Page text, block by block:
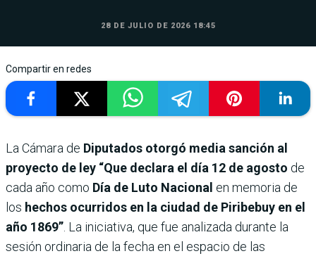
28 DE JULIO DE 2026 18:45
Compartir en redes
La Cámara de Diputados otorgó media sanción al
proyecto de ley “Que declara el día 12 de agosto de
cada año como Día de Luto Nacional en memoria de
los hechos ocurridos en la ciudad de Piribebuy en el
año 1869” . La iniciativa, que fue analizada durante la
sesión ordinaria de la fecha en el espacio de las